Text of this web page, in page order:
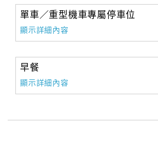
單車／重型機車專屬停車位
顯示詳細內容
早餐
顯示詳細內容